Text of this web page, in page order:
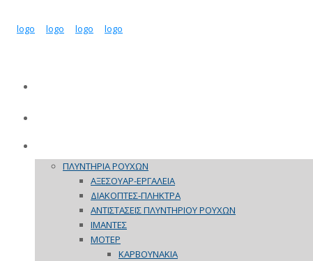
ΠΛΥΝΤΗΡΙΑ ΡΟΥΧΩΝ
ΑΞΕΣΟΥΑΡ-ΕΡΓΑΛΕΙΑ
ΔΙΑΚΟΠΤΕΣ-ΠΛΗΚΤΡΑ
ΑΝΤΙΣΤΑΣΕΙΣ ΠΛΥΝΤΗΡΙΟΥ ΡΟΥΧΩΝ
ΙΜΑΝΤΕΣ
ΜΟΤΕΡ
ΚΑΡΒΟΥΝΑΚΙΑ